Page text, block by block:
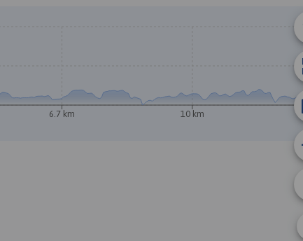
6.7 km 10 km